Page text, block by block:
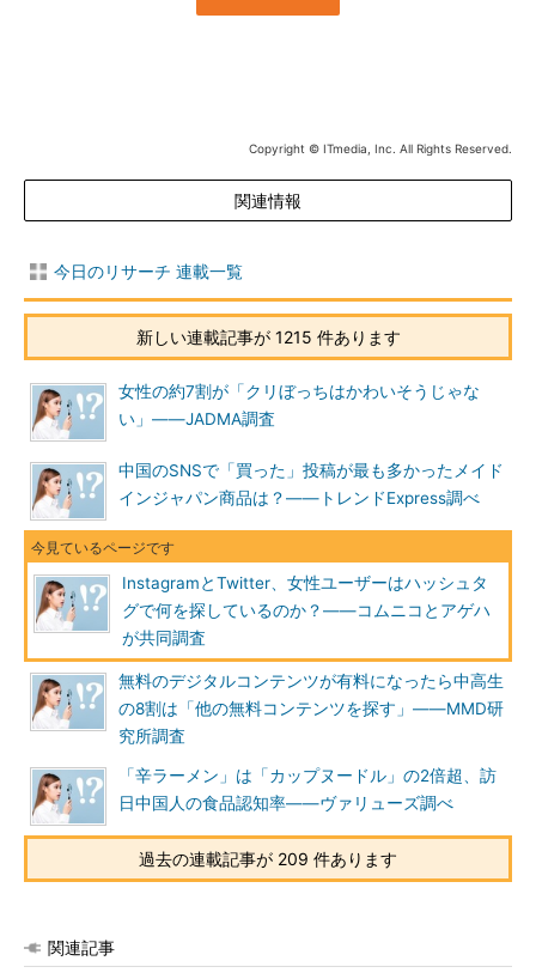
Copyright © ITmedia, Inc. All Rights Reserved.
関連情報
今日のリサーチ 連載一覧
新しい連載記事が 1215 件あります
女性の約7割が「クリぼっちはかわいそうじゃな
い」――JADMA調査
中国のSNSで「買った」投稿が最も多かったメイド
インジャパン商品は？――トレンドExpress調べ
InstagramとTwitter、女性ユーザーはハッシュタ
グで何を探しているのか？――コムニコとアゲハ
が共同調査
無料のデジタルコンテンツが有料になったら中高生
の8割は「他の無料コンテンツを探す」――MMD研
究所調査
「辛ラーメン」は「カップヌードル」の2倍超、訪
日中国人の食品認知率――ヴァリューズ調べ
過去の連載記事が 209 件あります
関連記事